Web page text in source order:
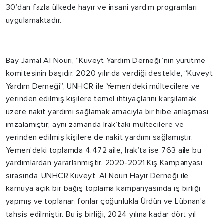
30’dan fazla ülkede hayır ve insani yardım programları
uygulamaktadır.
Bay Jamal Al Nouri, “Kuveyt Yardım Derneği”nin yürütme
komitesinin başıdır. 2020 yılında verdiği destekle, “Kuveyt
Yardım Derneği”, UNHCR ile Yemen’deki mültecilere ve
yerinden edilmiş kişilere temel ihtiyaçlarını karşılamak
üzere nakit yardımı sağlamak amacıyla bir hibe anlaşması
imzalamıştır; aynı zamanda Irak’taki mültecilere ve
yerinden edilmiş kişilere de nakit yardımı sağlamıştır.
Yemen’deki toplamda 4.472 aile, Irak’ta ise 763 aile bu
yardımlardan yararlanmıştır. 2020-2021 Kış Kampanyası
sırasında, UNHCR Kuveyt, Al Nouri Hayır Derneği ile
kamuya açık bir bağış toplama kampanyasında iş birliği
yapmış ve toplanan fonlar çoğunlukla Ürdün ve Lübnan’a
tahsis edilmiştir. Bu iş birliği, 2024 yılına kadar dört yıl